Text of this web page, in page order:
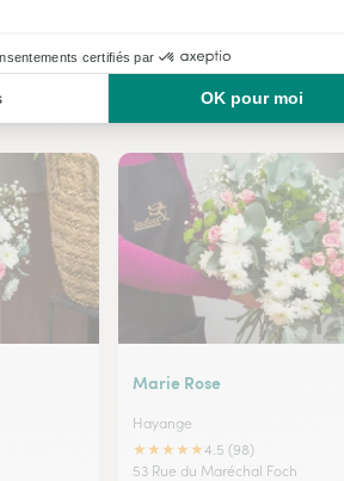
fleuristes à Valleroy
Marie Rose
Hayange
★★★★★4.5 (98)
53 Rue du Maréchal Foch